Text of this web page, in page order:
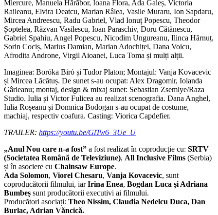
Miercure, Manuela Hărăbor, Ioana Flora, Ada Galeș, Victoria
Raileanu, Elvira Deatcu, Marian Râlea, Vasile Muraru, Ion Sapdaru,
Mircea Andreescu, Radu Gabriel, Vlad Ionuț Popescu, Theodor
Șoptelea, Răzvan Vasilescu, Ioan Paraschiv, Doru Cătănescu,
Gabriel Spahiu, Angel Popescu, Nicodim Ungureanu, Ilinca Hărnuț,
Sorin Cociș, Marius Damian, Marian Adochiței, Dana Voicu,
Afrodita Androne, Virgil Aioanei, Luca Toma și mulți alții.
Imaginea: Boróka Biró și Tudor Platon; Montajul: Vanja Kovacevic
și Mircea Lăcătuș. De sunet s-au ocupat: Alex Dragomir, Iolanda
Gârleanu; montaj, design & mixaj sunet: Sebastian Zsemlye/Raza
Studio. Iulia și Victor Fulicea au realizat scenografia. Dana Anghel,
Iulia Roșeanu și Domnica Bodogan s-au ocupat de costume,
machiaj, respectiv coafura. Casting: Viorica Capdefier.
TRAILER: https://youtu.be/GlTw6_3Ue_U
„Anul Nou care n-a fost” a fost realizat în coproducție cu: SRTV
(Societatea Română de Televiziune), All Inclusive Films (Serbia)
și în asociere cu Chainsaw Europe.
Ada Solomon, Viorel Chesaru, Vanja Kovacevic, sunt
coproducătorii filmului, iarIrina Enea, Bogdan Luca și Adriana
Bumbeș sunt producătorii executivi ai filmului.
Producători asociați: Theo Nissim, Claudia Nedelcu Duca, Dan
Burlac, Adrian Văncică.